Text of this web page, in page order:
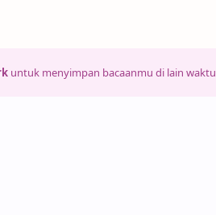
untuk menyimpan bacaanmu di lain waktu